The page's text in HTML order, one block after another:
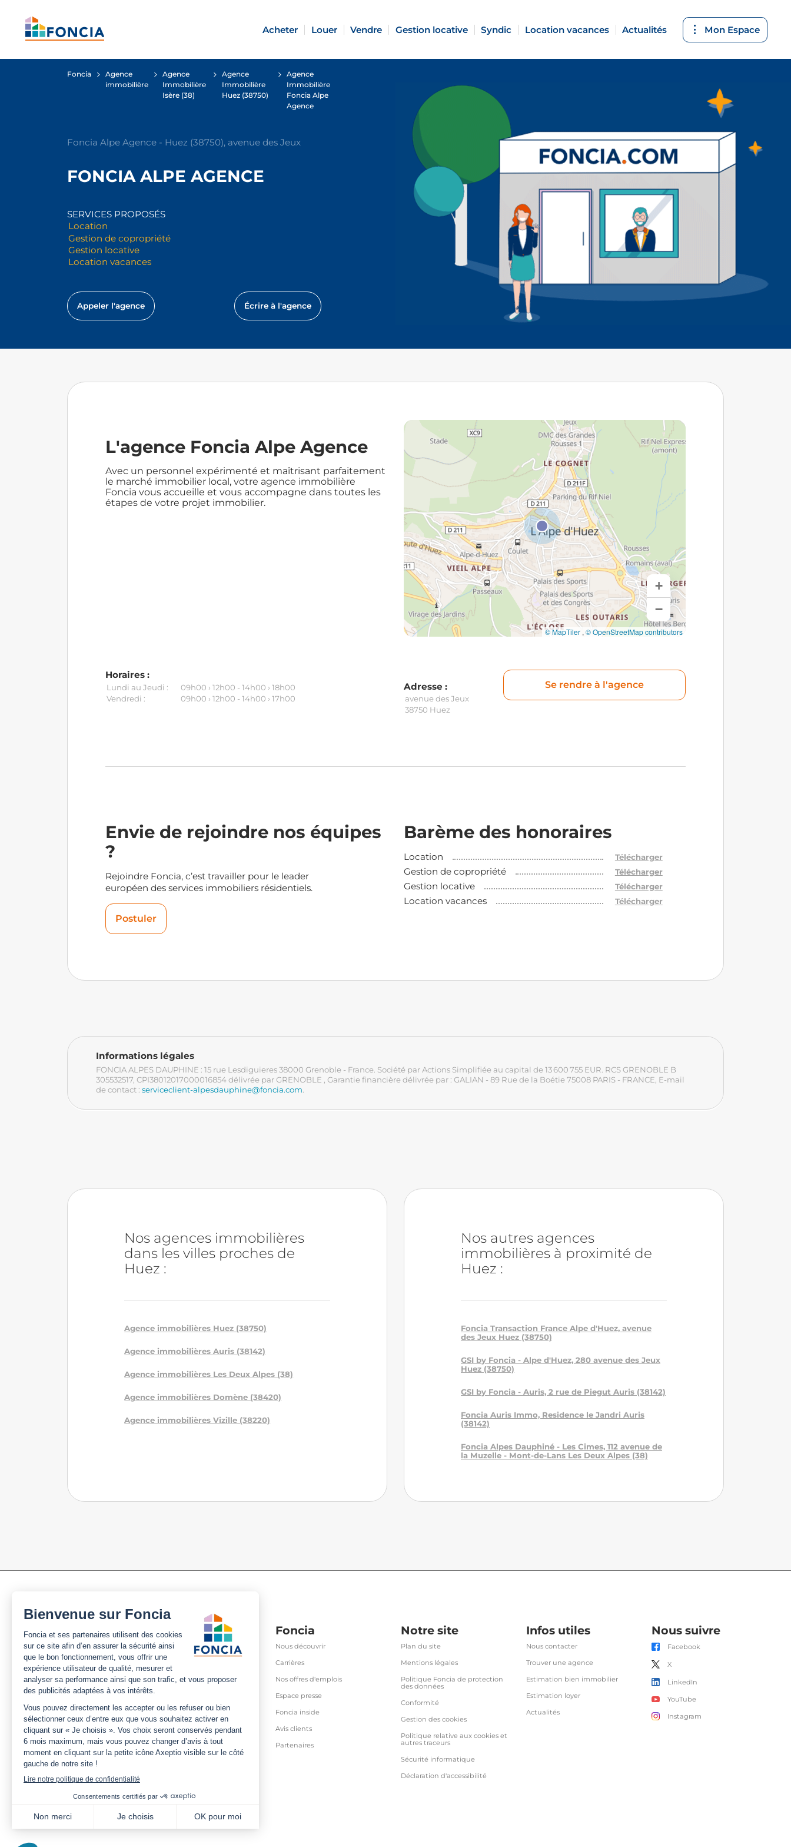
Acheter Louer Vendre Gestion locative Syndic Location vacances Actualités Mon Espace
Foncia
Agence
immobilière
Agence
Immobilière
Isère (38)
Agence
Immobilière
Huez (38750)
Agence
Immobilière
Foncia Alpe
Agence
Foncia Alpe Agence - Huez (38750), avenue des Jeux
FONCIA ALPE AGENCE
SERVICES PROPOSÉS
Location
Gestion de copropriété
Gestion locative
Location vacances
Appeler l'agence Écrire à l'agence
L'agence Foncia Alpe Agence
Avec un personnel expérimenté et maîtrisant parfaitement
le marché immobilier local, votre agence immobilière
Foncia vous accueille et vous accompagne dans toutes les
étapes de votre projet immobilier.
+
−
© MapTiler, © OpenStreetMap contributors
Horaires :
Lundi au Jeudi :
Vendredi :
09h00 › 12h00 - 14h00 › 18h00
09h00 › 12h00 - 14h00 › 17h00
Adresse :
avenue des Jeux
38750 Huez
Se rendre à l'agence
Envie de rejoindre nos équipes
?
Rejoindre Foncia, c’est travailler pour le leader
européen des services immobiliers résidentiels.
Postuler
Barème des honoraires
Location Télécharger
Gestion de copropriété Télécharger
Gestion locative Télécharger
Location vacances Télécharger
Informations légales
FONCIA ALPES DAUPHINE : 15 rue Lesdiguieres 38000 Grenoble - France. Société par Actions Simplifiée au capital de 13 600 755 EUR. RCS GRENOBLE B
305532517 , CPI38012017000016854délivrée par GRENOBLE , Garantie financière délivrée par : GALIAN - 89 Rue de la Boétie 75008 PARIS - FRANCE , E-mail
de contact :serviceclient-alpesdauphine@foncia.com
Nos agences immobilières
dans les villes proches de
Huez :
Agence immobilières Huez (38750)
Agence immobilières Auris (38142)
Agence immobilières Les Deux Alpes (38)
Agence immobilières Domène (38420)
Agence immobilières Vizille (38220)
Nos autres agences
immobilières à proximité de
Huez :
Foncia Transaction France Alpe d'Huez, avenue
des Jeux Huez (38750)
GSI by Foncia - Alpe d'Huez, 280 avenue des Jeux
Huez (38750)
GSI by Foncia - Auris, 2 rue de Piegut Auris (38142)
Foncia Auris Immo, Residence le Jandri Auris
(38142)
Foncia Alpes Dauphiné - Les Cimes, 112 avenue de
la Muzelle - Mont-de-Lans Les Deux Alpes (38)
Foncia
Nous découvrir
Carrières
Nos offres d'emplois
Espace presse
Foncia inside
Avis clients
Partenaires
Notre site
Plan du site
Mentions légales
Politique Foncia de protection
des données
Conformité
Gestion des cookies
Politique relative aux cookies et
autres traceurs
Sécurité informatique
Déclaration d'accessibilité
Infos utiles
Nous contacter
Trouver une agence
Estimation bien immobilier
Estimation loyer
Actualités
Nous suivre
Facebook
X
LinkedIn
YouTube
Instagram